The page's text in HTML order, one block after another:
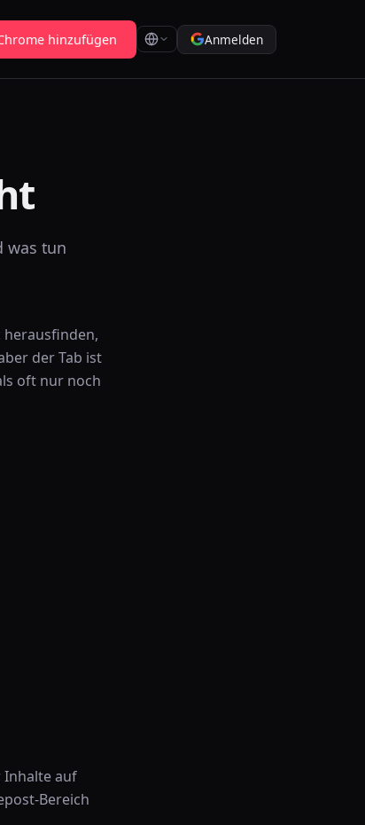
hinzufügen Anmelden
was tun
der Tab ist
oft nur noch
Inhalte auf
Bereich